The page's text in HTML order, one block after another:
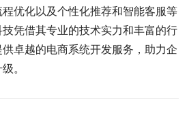
优化以及个性化推荐和智能客服等
凭借其专业的技术实力和丰富的行
卓越的电商系统开发服务，助力企
。